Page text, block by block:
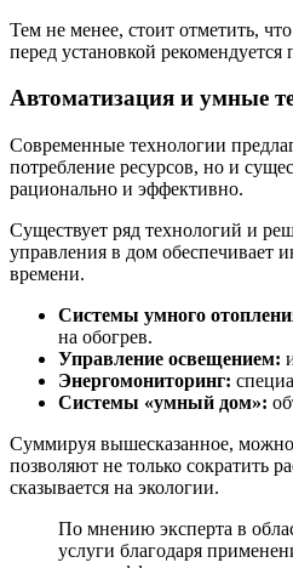
Тем не менее, стоит отметить,
перед установкой рекомендуется
Автоматизация и умные
Современные технологии
потребление ресурсов, но и
рационально и эффективно.
Существует ряд технологий и
управления в дом обеспечивает
времени.
Системы умного
на обогрев.
Управление освещением:
Энергомониторинг:
Системы «умный дом»:
Суммируя вышесказанное,
позволяют не только сократить
сказывается на экологии.
По мнению эксперта в
услуги благодаря